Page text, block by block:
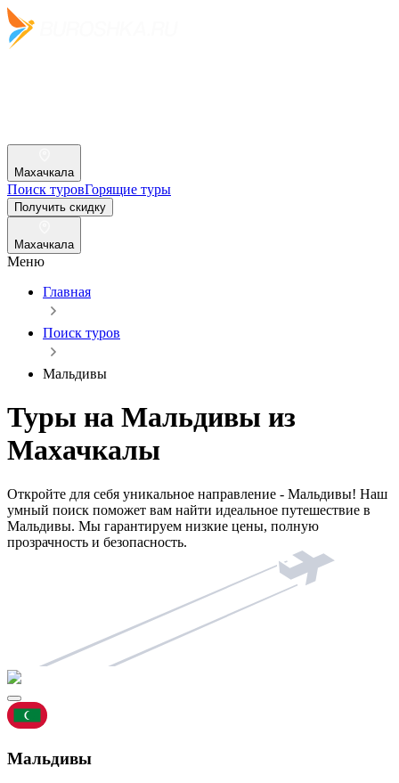
Махачкала
Поиск туровГорящие туры
Получить скидку
Махачкала
Меню
Главная
Поиск туров
Мальдивы
Туры на Мальдивы из
Махачкалы
Откройте для себя уникальное направление - Мальдивы! Наш
умный поиск поможет вам найти идеальное путешествие в
Мальдивы. Мы гарантируем низкие цены, полную
прозрачность и безопасность.
Мальдивы